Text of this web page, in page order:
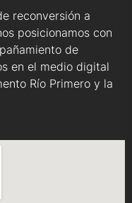
reconversión a
posicionamos con
de
en el medio digital
Río Primero y la